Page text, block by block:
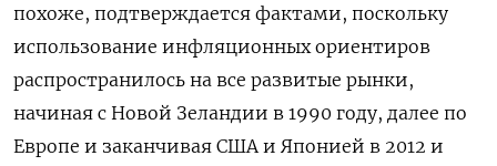
похоже, подтверждается фактами, поскольку
использование инфляционных ориентиров
распространилось на все развитые рынки,
начиная с Новой Зеландии в 1990 году, далее по
Европе и заканчивая США и Японией в 2012 и